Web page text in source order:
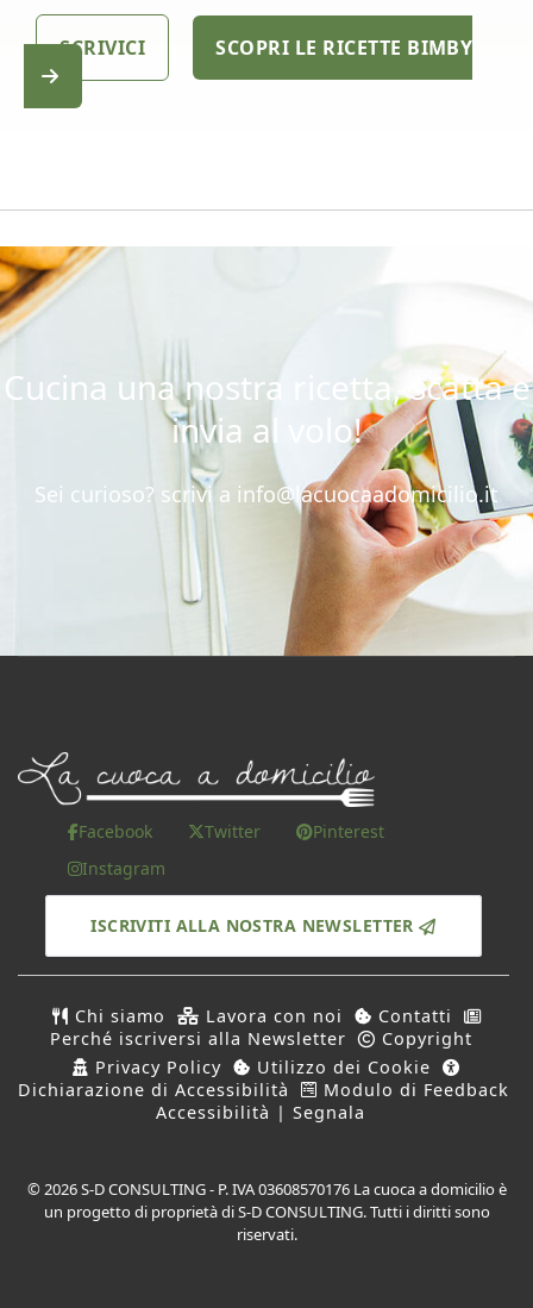
SCRIVICI SCOPRI LE RICETTE BIMBY
Cucina una nostra ricetta, scatta e
invia al volo!
Sei curioso? scrivi a info@lacuocaadomicilio.it
Facebook Twitter
Pinterest
Instagram
ISCRIVITI ALLA NOSTRA NEWSLETTER
Chi siamo Lavora con noi
Contatti
Perché iscriversi alla Newsletter
Copyright
Privacy Policy
Utilizzo dei Cookie
Dichiarazione di Accessibilità
Modulo di Feedback
Accessibilità | Segnala
© 2026 S-D CONSULTING - P. IVA 03608570176 La cuoca a domicilio è
un progetto di proprietà di S-D CONSULTING. Tutti i diritti sono
riservati.